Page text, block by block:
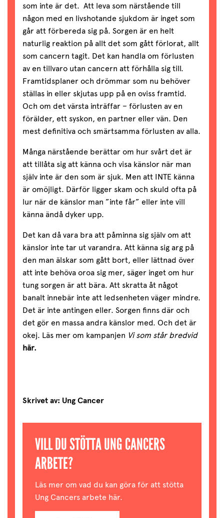
som inte är det. Att leva som närstående till
någon med en livshotande sjukdom är inget som
går att förbereda sig på. Sorgen är en helt
naturlig reaktion på allt det som gått förlorat, allt
som cancern tagit. Det kan handla om förlusten
av en tillvaro utan cancern att förhålla sig till.
Framtidsplaner och drömmar som nu behöver
ställas in eller skjutas upp på en oviss framtid.
Och om det värsta inträffar – förlusten av en
förälder, ett syskon, en partner eller vän. Den
mest definitiva och smärtsamma förlusten av alla.
Många närstående berättar om hur svårt det är
att tillåta sig att känna och visa känslor när man
själv inte är den som är sjuk. Men att INTE känna
är omöjligt. Därför ligger skam och skuld ofta på
lur när de känslor man ”inte får” eller inte vill
känna ändå dyker upp.
Det kan då vara bra att påminna sig själv om att
känslor inte tar ut varandra. Att känna sig arg på
den man älskar som gått bort, eller lättnad över
att inte behöva oroa sig mer, säger inget om hur
tung sorgen är att bära. Att skratta åt något
banalt innebär inte att ledsenheten väger mindre.
Det är inte antingen eller. Sorgen finns där och
det gör en massa andra känslor med. Och det är
okej. Läs mer om kampanjen Vi som står bredvid
här.
Skrivet av: Ung Cancer
VILL DU STÖTTA UNG CANCERS
ARBETE?
Läs mer om vad du kan göra för att stötta
Ung Cancers arbete här.